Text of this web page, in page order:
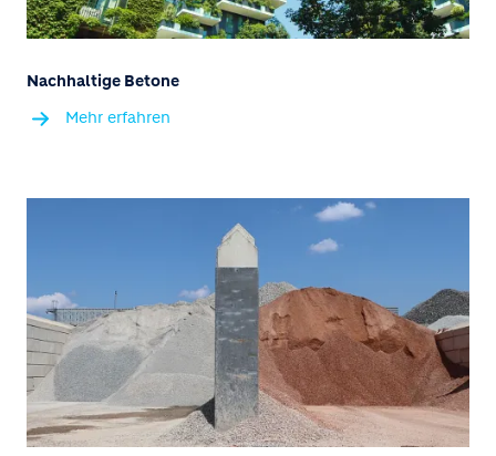
Nachhaltige Betone
Mehr erfahren